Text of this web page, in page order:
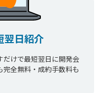
翌日紹介
だけで最短翌日に開発会
全無料・成約手数料も